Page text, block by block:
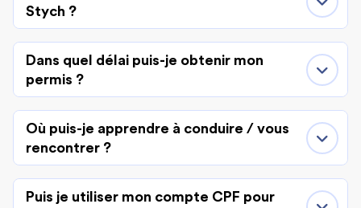
Stych ?
Dans quel délai puis-je obtenir mon
permis ?
Où puis-je apprendre à conduire / vous
rencontrer ?
Puis je utiliser mon compte CPF pour